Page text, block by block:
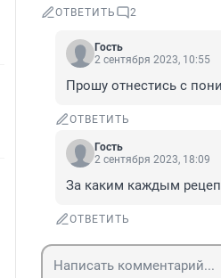
ОТВЕТИТЬ 2
Гость
2 сентября 2023, 10:55
Прошу отнестись с
ОТВЕТИТЬ
Гость
2 сентября 2023, 18:09
За каким каждым
ОТВЕТИТЬ